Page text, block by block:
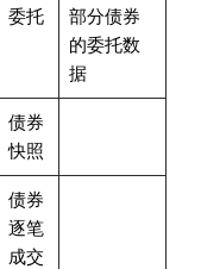
委托
部分债券
的委托数
据
债券
快照
债券
逐笔
成交